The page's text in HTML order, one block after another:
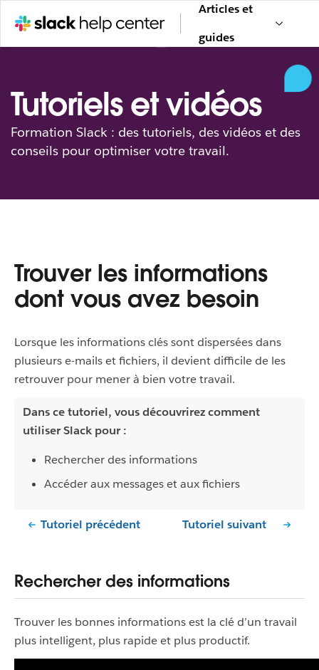
Articles et
guides
Tutoriels et vidéos
Formation Slack : des tutoriels, des vidéos et des
conseils pour optimiser votre travail.
Trouver les informations
dont vous avez besoin
Lorsque les informations clés sont dispersées dans
plusieurs e-mails et fichiers, il devient difficile de les
retrouver pour mener à bien votre travail.
Dans ce tutoriel, vous découvrirez comment
utiliser Slack pour :
Rechercher des informations
Accéder aux messages et aux fichiers
Tutoriel précédent Tutoriel suivant
Rechercher des informations
Trouver les bonnes informations est la clé d’un travail
plus intelligent, plus rapide et plus productif.